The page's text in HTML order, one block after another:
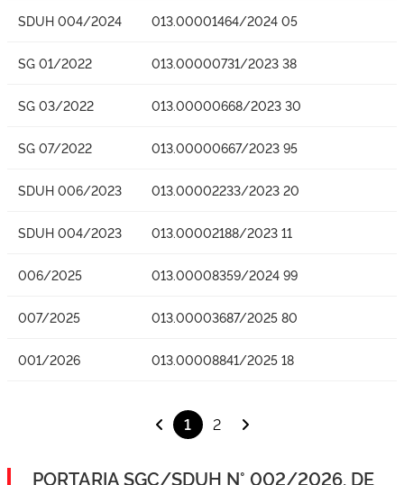
SDUH 004/2024 013.00001464/2024 05
SG 01/2022 013.00000731/2023 38
SG 03/2022 013.00000668/2023 30
SG 07/2022 013.00000667/2023 95
SDUH 006/2023 013.00002233/2023 20
SDUH 004/2023 013.00002188/2023 11
006/2025 013.00008359/2024 99
007/2025 013.00003687/2025 80
001/2026 013.00008841/2025 18
1 2
PORTARIA SGC/SDUH N° 002/2026, DE